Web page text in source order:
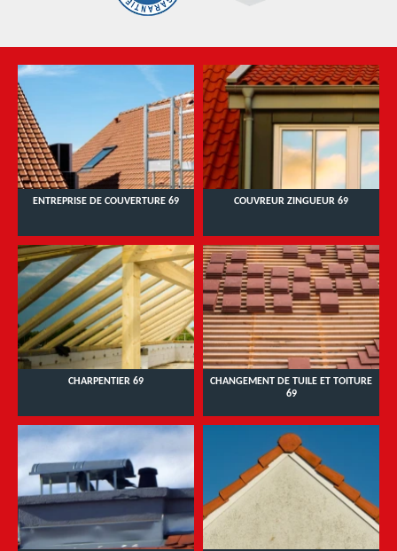
ENTREPRISE DE COUVERTURE 69 COUVREUR ZINGUEUR 69
CHARPENTIER 69
CHANGEMENT DE TUILE ET TOITURE
69